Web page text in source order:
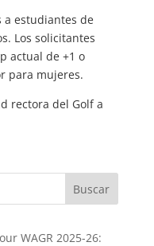
a estudiantes de
Los solicitantes
actual de +1 o
para mujeres.
rectora del Golf a
Buscar
WAGR 2025-26: